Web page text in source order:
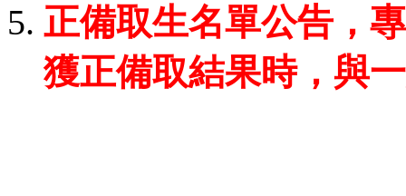
正備取生名單公告，
獲正備取結果時，與